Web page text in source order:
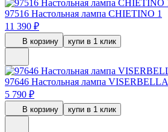
97516 Настольная лампа CHIETINO 1
11 390 ₽
В корзину купи в 1 клик
97646 Настольная лампа VISERBELLA
5 790 ₽
В корзину купи в 1 клик